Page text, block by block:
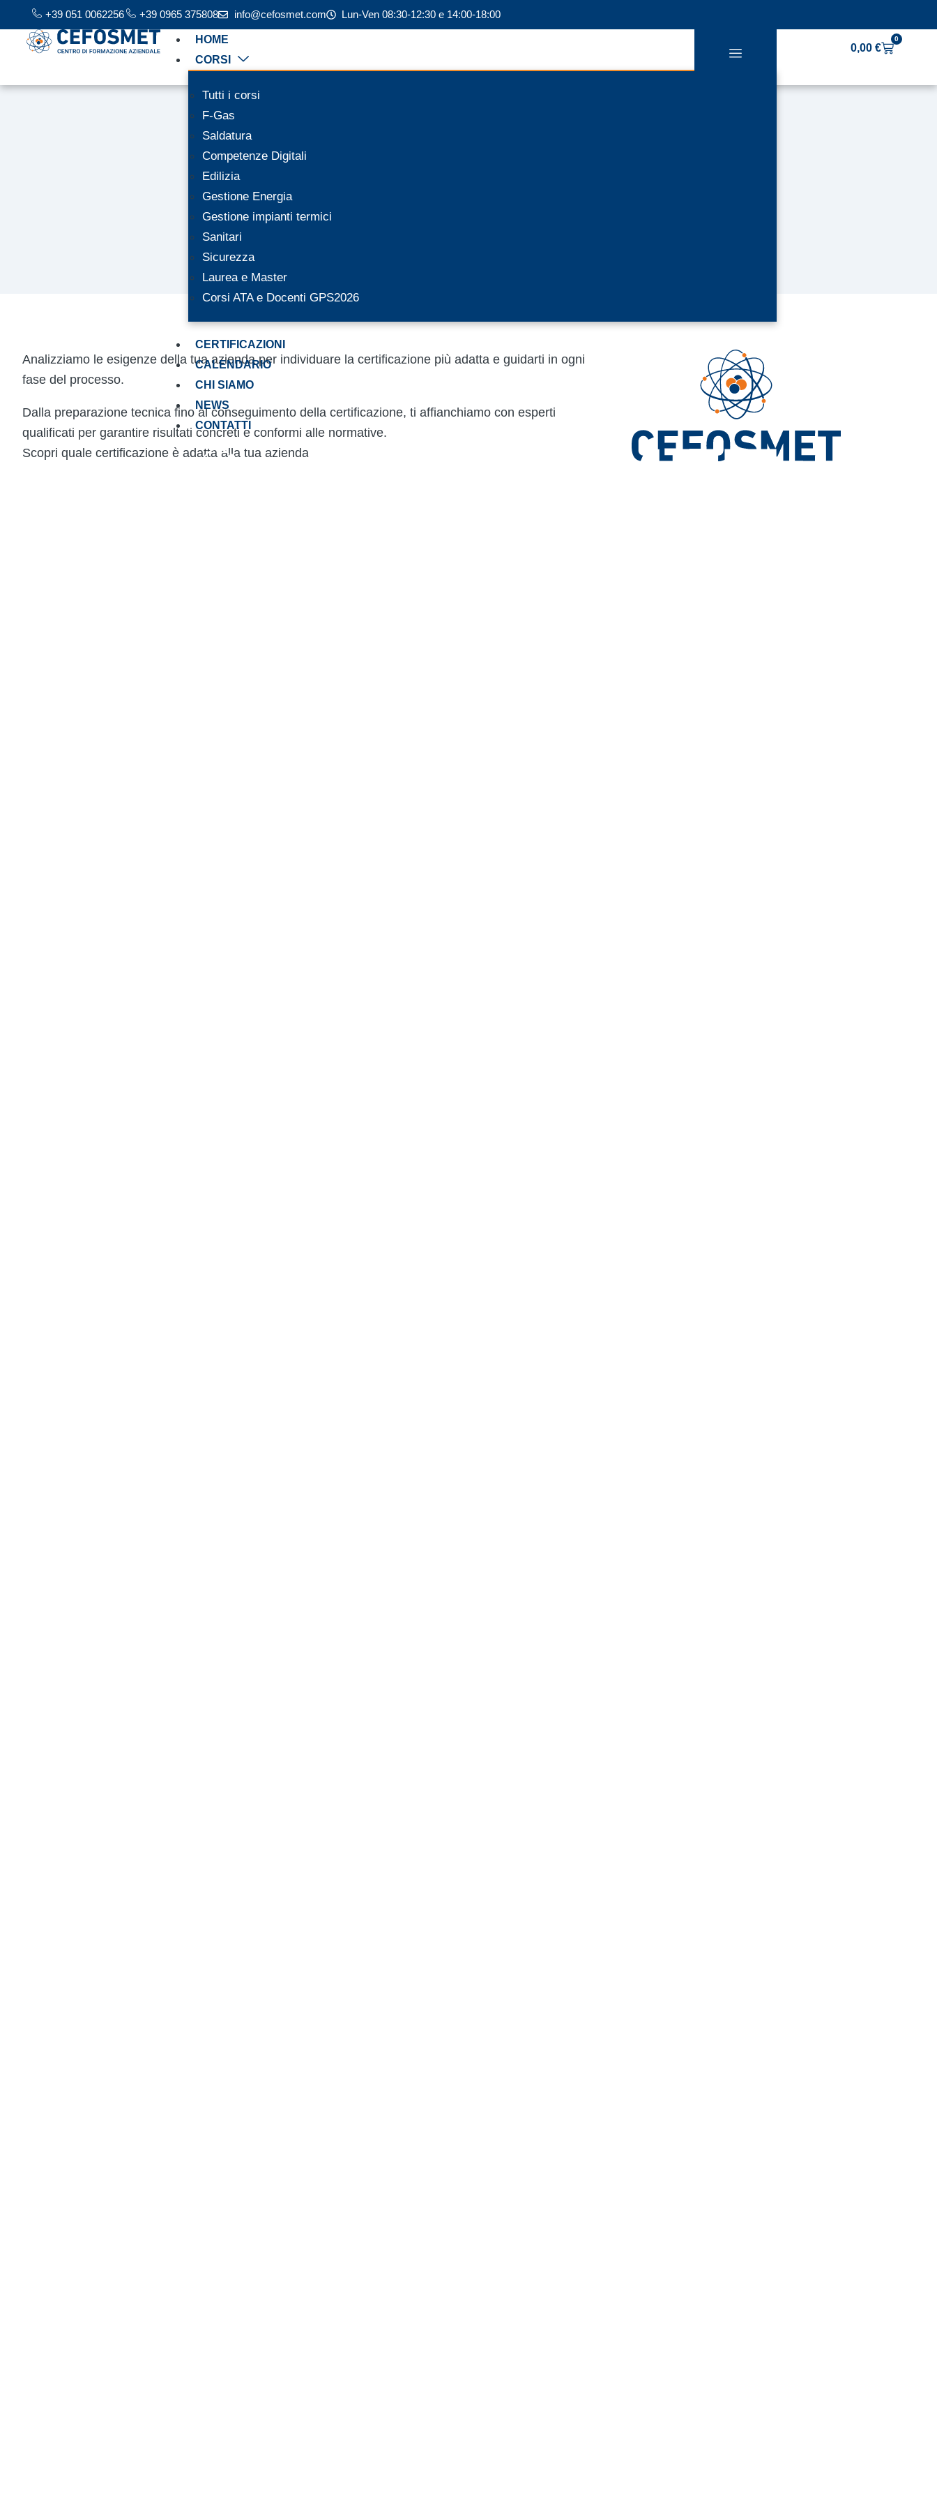
+39 051 0062256 +39 0965 375808 info@cefosmet.com Lun-Ven 08:30-12:30 e 14:00-18:00
HOME
CORSI
Tutti i corsi
F-Gas
Saldatura
Competenze Digitali
Edilizia
Gestione Energia
Gestione impianti termici
Sanitari
Sicurezza
Laurea e Master
Corsi ATA e Docenti GPS2026
CERTIFICAZIONI
CALENDARIO
CHI SIAMO
NEWS
CONTATTI
0,00 €
0
Analizziamo le esigenze della tua azienda per individuare la certificazione più adatta e guidarti in ogni
fase del processo.
Dalla preparazione tecnica fino al conseguimento della certificazione, ti affianchiamo con esperti
qualificati per garantire risultati concreti e conformi alle normative.
Scopri quale certificazione è adatta alla tua azienda .